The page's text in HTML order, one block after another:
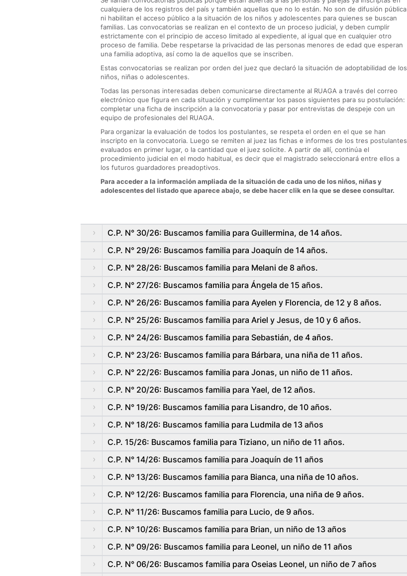
cualquiera de los registros del país y también aquellas que no lo están. No son de difusión pública
ni habilitan el acceso público a la situación de los niños y adolescentes para quienes se buscan
familias. Las convocatorias se realizan en el contexto de un proceso judicial, y deben cumplir
estrictamente con el principio de acceso limitado al expediente, al igual que en cualquier otro
proceso de familia. Debe respetarse la privacidad de las personas menores de edad que esperan
una familia adoptiva, así como la de aquellos que se inscriben.
Estas convocatorias se realizan por orden del juez que declaró la situación de adoptabilidad de los
niños, niñas o adolescentes.
Todas las personas interesadas deben comunicarse directamente al RUAGA a través del correo
electrónico que figura en cada situación y cumplimentar los pasos siguientes para su postulación:
completar una ficha de inscripción a la convocatoria y pasar por entrevistas de despeje con un
equipo de profesionales del RUAGA.
Para organizar la evaluación de todos los postulantes, se respeta el orden en el que se han
inscripto en la convocatoria. Luego se remiten al juez las fichas e informes de los tres postulantes
evaluados en primer lugar, o la cantidad que el juez solicite. A partir de allí, continúa el
procedimiento judicial en el modo habitual, es decir que el magistrado seleccionará entre ellos a
los futuros guardadores preadoptivos.
Para acceder a la información ampliada de la situación de cada uno de los niños, niñas y
adolescentes del listado que aparece abajo, se debe hacer clik en la que se desee consultar.
C.P. N° 30/26: Buscamos familia para Guillermina, de 14 años.
C.P. N° 29/26: Buscamos familia para Joaquín de 14 años.
C.P. N° 28/26: Buscamos familia para Melani de 8 años.
C.P. N° 27/26: Buscamos familia para Ángela de 15 años.
C.P. N° 26/26: Buscamos familia para Ayelen y Florencia, de 12 y 8 años.
C.P. N° 25/26: Buscamos familia para Ariel y Jesus, de 10 y 6 años.
C.P. N° 24/26: Buscamos familia para Sebastián, de 4 años.
C.P. N° 23/26: Buscamos familia para Bárbara, una niña de 11 años.
C.P. N° 22/26: Buscamos familia para Jonas, un niño de 11 años.
C.P. N° 20/26: Buscamos familia para Yael, de 12 años.
C.P. N° 19/26: Buscamos familia para Lisandro, de 10 años.
C.P. N° 18/26: Buscamos familia para Ludmila de 13 años
C.P. 15/26: Buscamos familia para Tiziano, un niño de 11 años.
C.P. N° 14/26: Buscamos familia para Joaquín de 11 años
C.P. Nº 13/26: Buscamos familia para Bianca, una niña de 10 años.
C.P. Nº 12/26: Buscamos familia para Florencia, una niña de 9 años.
C.P. N° 11/26: Buscamos familia para Lucio, de 9 años.
C.P. N° 10/26: Buscamos familia para Brian, un niño de 13 años
C.P. N° 09/26: Buscamos familia para Leonel, un niño de 11 años
C.P. N° 06/26: Buscamos familia para Oseias Leonel, un niño de 7 años